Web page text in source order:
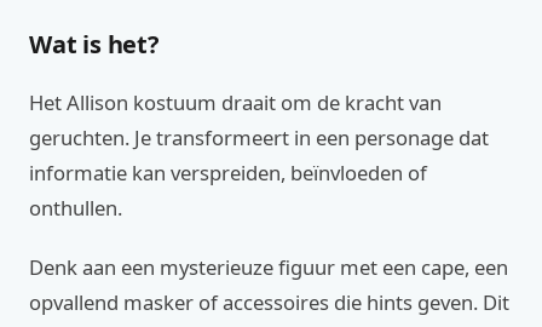
Wat is het?
Het Allison kostuum draait om de kracht van
geruchten. Je transformeert in een personage dat
informatie kan verspreiden, beïnvloeden of
onthullen.
Denk aan een mysterieuze figuur met een cape, een
opvallend masker of accessoires die hints geven. Dit